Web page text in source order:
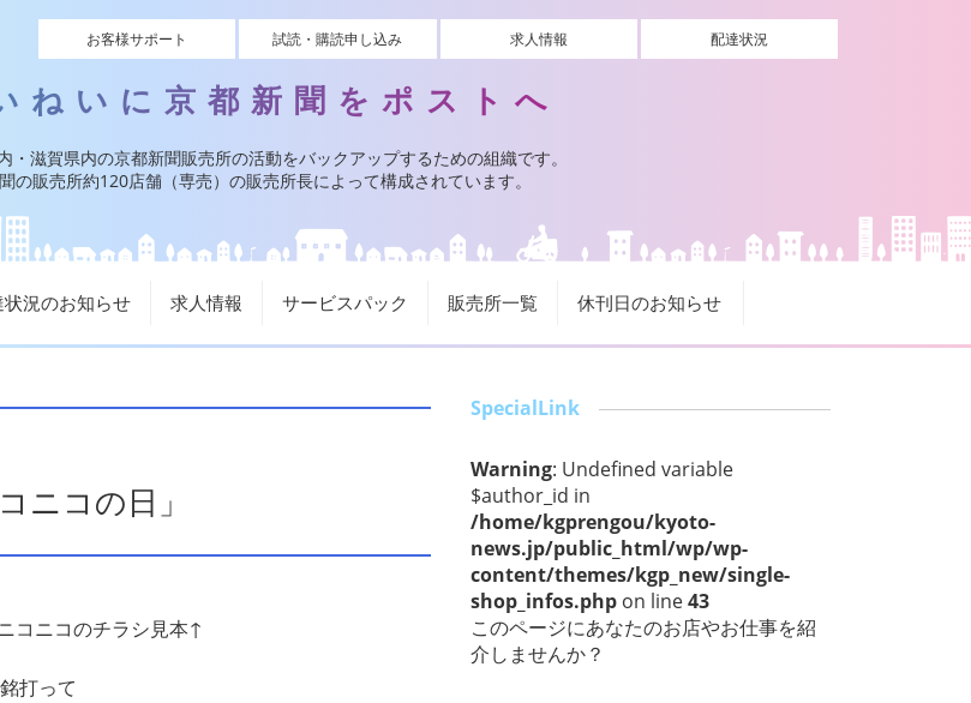
お客様サポート 試読・購読申し込み 求人情報 配達状況
ねいに京都新聞をポストへ
・滋賀県内の京都新聞販売所の活動をバックアップするための組織です。
の販売所約120店舗（専売）の販売所長によって構成されています。
状況のお知らせ 求人情報 サービスパック 販売所一覧 休刊日のお知らせ
ニコの日」
コニコのチラシ見本↑
打って
SpecialLink
Warning: Undefined variable
$author_id in
/home/kgprengou/kyoto-
news.jp/public_html/wp/wp-
content/themes/kgp_new/single-
shop_infos.php on line43
このページにあなたのお店やお仕事を紹
介しませんか？